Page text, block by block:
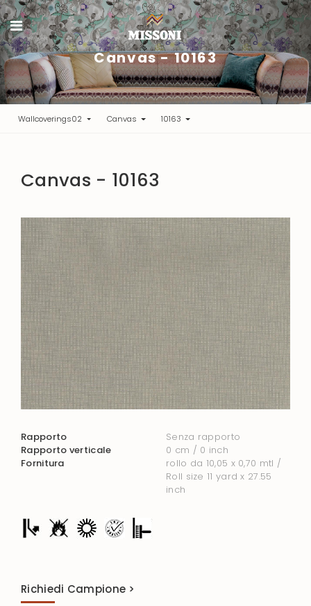
Canvas - 10163
Wallcoverings02 Canvas 10163
Canvas - 10163
Rapporto
Senza rapporto
Rapporto verticale
0 cm / 0 inch
Fornitura
rollo da 10,05 x 0,70 mtl /
Roll size 11 yard x 27.55
inch
Richiedi Campione >